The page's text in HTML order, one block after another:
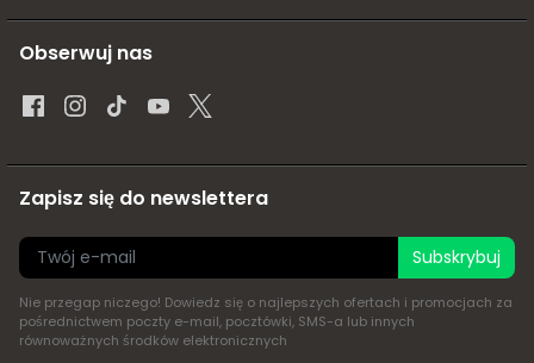
Obserwuj nas
Zapisz się do newslettera
Subskrybuj
Nie przegap niczego! Dowiedz się o najlepszych ofertach i promocjach za
pośrednictwem poczty e-mail, pocztówki, SMS-a lub innych
równoważnych środków elektronicznych